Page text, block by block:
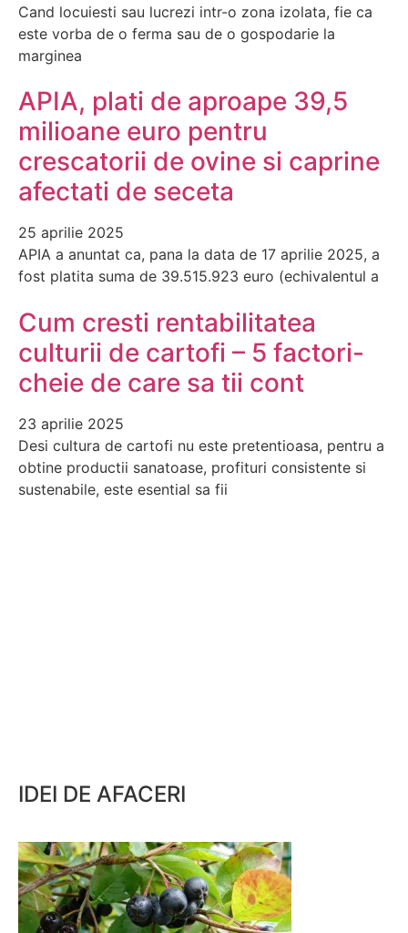
Cand locuiesti sau lucrezi intr-o zona izolata, fie ca
este vorba de o ferma sau de o gospodarie la
marginea
APIA, plati de aproape 39,5
milioane euro pentru
crescatorii de ovine si caprine
afectati de seceta
25 aprilie 2025
APIA a anuntat ca, pana la data de 17 aprilie 2025, a
fost platita suma de 39.515.923 euro (echivalentul a
Cum cresti rentabilitatea
culturii de cartofi – 5 factori-
cheie de care sa tii cont
23 aprilie 2025
Desi cultura de cartofi nu este pretentioasa, pentru a
obtine productii sanatoase, profituri consistente si
sustenabile, este esential sa fii
IDEI DE AFACERI